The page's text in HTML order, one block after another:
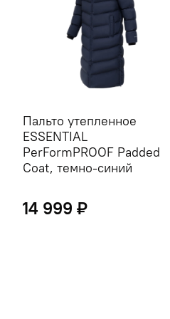
Пальто утепленное
ESSENTIAL
PerFormPROOF Padded
Coat, темно-синий
14 999 ₽